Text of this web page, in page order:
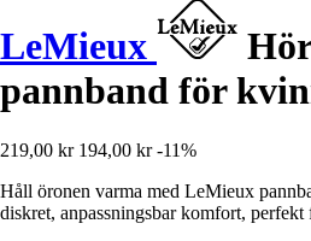
LeMieux
pannband för
219,00 kr 194,00 kr -11%
Håll öronen varma med LeMieux
diskret, anpassningsbar komfort,